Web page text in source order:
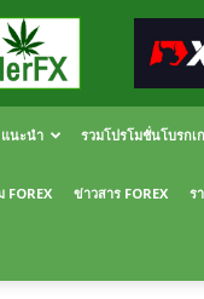
แนะนำ รวมโปรโมชั่นโบรกเ
FOREX ข่าวสาร FOREX ร